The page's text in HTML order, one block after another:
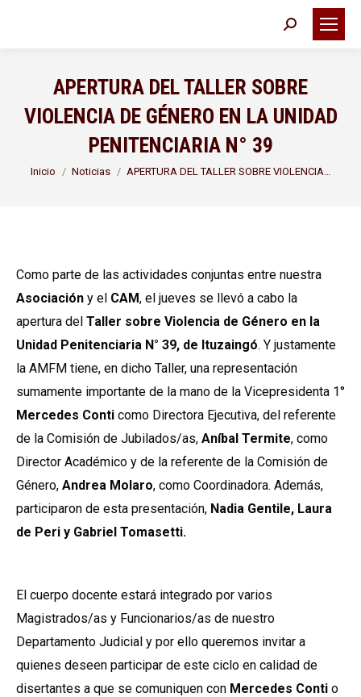
Buscar:
APERTURA DEL TALLER SOBRE
VIOLENCIA DE GÉNERO EN LA UNIDAD
PENITENCIARIA N° 39
Estás aquí:
Inicio Noticias APERTURA DEL TALLER SOBRE VIOLENCIA…
Como parte de las actividades conjuntas entre nuestra
Asociación y el CAM, el jueves se llevó a cabo la
apertura del Taller sobre Violencia de Género en la
Unidad Penitenciaria N° 39, de Ituzaingó. Y justamente
la AMFM tiene, en dicho Taller, una representación
sumamente importante de la mano de la Vicepresidenta 1°
Mercedes Conti como Directora Ejecutiva, del referente
de la Comisión de Jubilados/as, Aníbal Termite, como
Director Académico y de la referente de la Comisión de
Género, Andrea Molaro, como Coordinadora. Además,
participaron de esta presentación, Nadia Gentile, Laura
de Peri y Gabriel Tomasetti.
El cuerpo docente estará integrado por varios
Magistrados/as y Funcionarios/as de nuestro
Departamento Judicial y por ello queremos invitar a
quienes deseen participar de este ciclo en calidad de
disertantes a que se comuniquen con Mercedes Conti o